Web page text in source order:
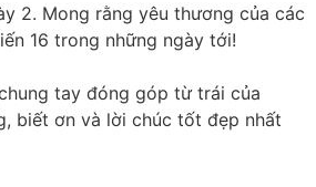
2. Mong rằng yêu thương của các
16 trong những ngày tới!
tay đóng góp từ trái của
biết ơn và lời chúc tốt đẹp nhất